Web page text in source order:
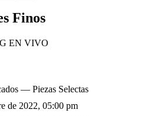
Finos
EN VIVO
— Piezas Selectas
de 2022, 05:00 pm